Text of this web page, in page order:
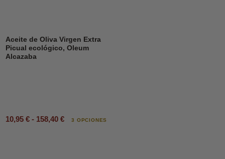
Aceite de Oliva Virgen Extra
Picual ecológico, Oleum
Alcazaba
10,95 € - 158,40 € 3 OPCIONES